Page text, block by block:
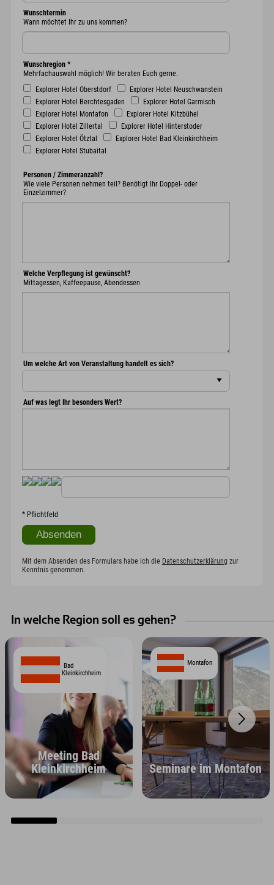
Wunschtermin
Wann möchtet Ihr zu uns kommen?
Wunschregion *
Mehrfachauswahl möglich! Wir beraten Euch gerne.
Explorer Hotel Oberstdorf
Explorer Hotel Neuschwanstein
Explorer Hotel Berchtesgaden
Explorer Hotel Garmisch
Explorer Hotel Montafon
Explorer Hotel Kitzbühel
Explorer Hotel Zillertal
Explorer Hotel Hinterstoder
Explorer Hotel Ötztal
Explorer Hotel Bad Kleinkirchheim
Explorer Hotel Stubaital
Personen / Zimmeranzahl?
Wie viele Personen nehmen teil? Benötigt Ihr Doppel- oder
Einzelzimmer?
Welche Verpflegung ist gewünscht?
Mittagessen, Kaffeepause, Abendessen
Um welche Art von Veranstaltung handelt es sich?
Auf was legt Ihr besonders Wert?
* Pflichtfeld
Mit dem Absenden des Formulars habe ich die Datenschutzerklärung zur
Kenntnis genommen.
In welche Region soll es gehen?
Bad
Kleinkirchheim
Meeting Bad
Kleinkirchheim
Montafon
Seminare im Montafon